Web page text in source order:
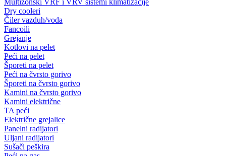
Multizonski VRF i VRV sistemi klimatizacije
Dry cooleri
Čiler vazduh/voda
Fancoili
Grejanje
Kotlovi na pelet
Peći na pelet
Šporeti na pelet
Peći na čvrsto gorivo
Šporeti na čvrsto gorivo
Kamini na čvrsto gorivo
Kamini električne
TA peći
Električne grejalice
Panelni radijatori
Uljani radijatori
Sušači peškira